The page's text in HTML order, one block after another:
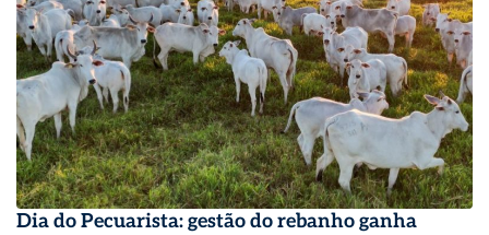
Dia do Pecuarista: gestão do rebanho ganha